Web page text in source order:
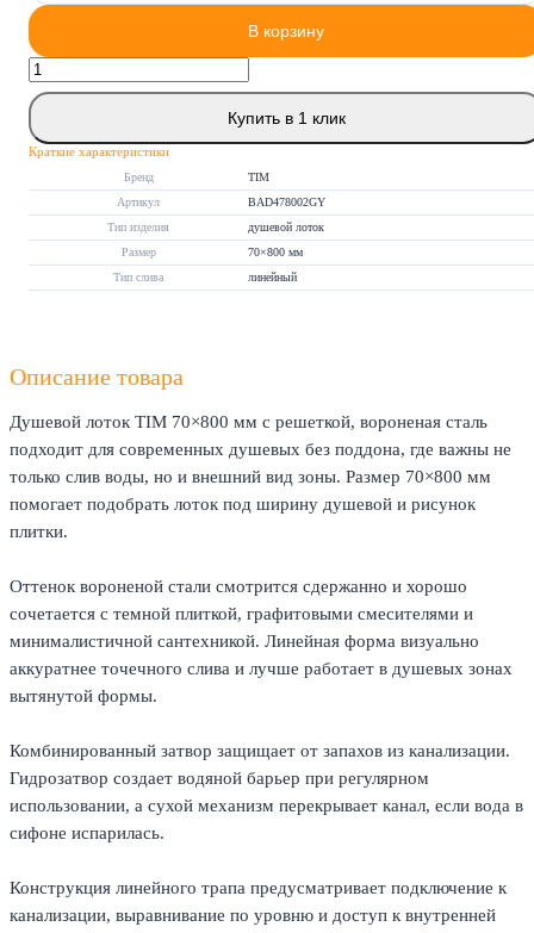
В корзину
Купить в 1 клик
Краткие характеристики
Бренд
TIM
Артикул
BAD478002GY
Тип изделия
душевой лоток
Размер
70×800 мм
Тип слива
линейный
Описание товара
Душевой лоток TIM 70×800 мм с решеткой, вороненая сталь
подходит для современных душевых без поддона, где важны не
только слив воды, но и внешний вид зоны. Размер 70×800 мм
помогает подобрать лоток под ширину душевой и рисунок
плитки.
Оттенок вороненой стали смотрится сдержанно и хорошо
сочетается с темной плиткой, графитовыми смесителями и
минималистичной сантехникой. Линейная форма визуально
аккуратнее точечного слива и лучше работает в душевых зонах
вытянутой формы.
Комбинированный затвор защищает от запахов из канализации.
Гидрозатвор создает водяной барьер при регулярном
использовании, а сухой механизм перекрывает канал, если вода в
сифоне испарилась.
Конструкция линейного трапа предусматривает подключение к
канализации, выравнивание по уровню и доступ к внутренней